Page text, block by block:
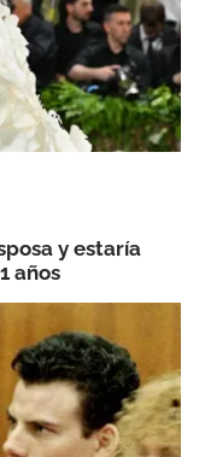
y estaría
años